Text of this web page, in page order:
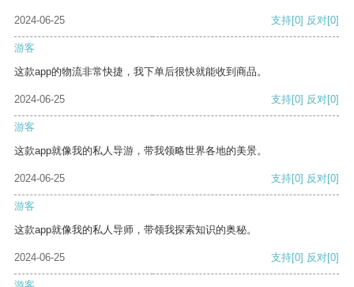
2024-06-25 支持[0] 反对[0]
游客
这款app的物流非常快捷，我下单后很快就能收到商品。
2024-06-25 支持[0] 反对[0]
游客
这款app就像我的私人导游，带我领略世界各地的美景。
2024-06-25 支持[0] 反对[0]
游客
这款app就像我的私人导师，带领我探索知识的奥秘。
2024-06-25 支持[0] 反对[0]